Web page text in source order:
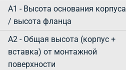
A1 - Высота основания корпуса
/ высота фланца
A2 - Общая высота (корпус +
вставка) от монтажной
поверхности